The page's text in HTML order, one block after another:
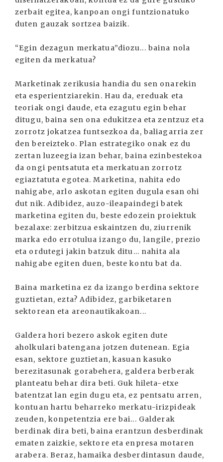
zerbait egitea, kanpoan ongi funtzionatuko
duten gauzak sortzea baizik.
“Egin dezagun merkatua”diozu... baina nola
egiten da merkatua?
Marketinak zerikusia handia du sen onarekin
eta esperientziarekin. Hau da, ereduak eta
teoriak ongi daude, eta ezagutu egin behar
ditugu, baina sen ona edukitzea eta zentzuz eta
zorrotz jokatzea funtsezkoa da, baliagarria zer
den bereizteko. Plan estrategiko onak ez du
zertan luzeegia izan behar, baina ezinbestekoa
da ongi pentsatuta eta merkatuan zorrotz
egiaztatuta egotea. Marketina, nahita edo
nahigabe, arlo askotan egiten dugula esan ohi
dut nik. Adibidez, auzo-ileapaindegi batek
marketina egiten du, beste edozein proiektuk
bezalaxe: zerbitzua eskaintzen du, ziurrenik
marka edo errotulua izango du, langile, prezio
eta ordutegi jakin batzuk ditu... nahita ala
nahigabe egiten duen, beste kontu bat da.
Baina marketina ez da izango berdina sektore
guztietan, ezta? Adibidez, garbiketaren
sektorean eta areonautikakoan...
Galdera hori bezero askok egiten dute
aholkulari batengana jotzen dutenean. Egia
esan, sektore guztietan, kasuan kasuko
berezitasunak gorabehera, galdera berberak
planteatu behar dira beti. Guk hileta-etxe
batentzat lan egin dugu eta, ez pentsatu arren,
kontuan hartu beharreko merkatu-irizpideak
zeuden, konpetentzia ere bai... Galderak
berdinak dira beti, baina erantzun desberdinak
ematen zaizkie, sektore eta enpresa motaren
arabera. Beraz, hamaika desberdintasun daude,